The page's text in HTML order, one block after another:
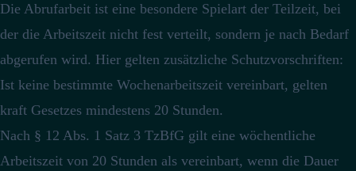
Die Abrufarbeit ist eine besondere Spielart der Teilzeit, bei
der die Arbeitszeit nicht fest verteilt, sondern je nach Bedarf
abgerufen wird. Hier gelten zusätzliche Schutzvorschriften:
Ist keine bestimmte Wochenarbeitszeit vereinbart, gelten
kraft Gesetzes mindestens 20 Stunden.
Nach § 12 Abs. 1 Satz 3 TzBfG gilt eine wöchentliche
Arbeitszeit von 20 Stunden als vereinbart, wenn die Dauer